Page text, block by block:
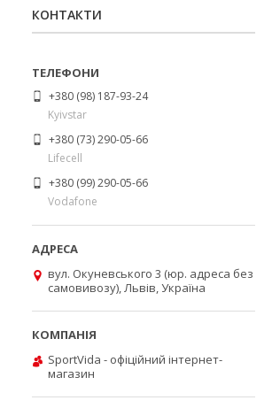
КОНТАКТИ
+380 (98) 187-93-24
Kyivstar
+380 (73) 290-05-66
Lifecell
+380 (99) 290-05-66
Vodafone
вул. Окуневського 3 (юр. адреса без
самовивозу), Львів, Україна
SportVida - офіційний інтернет-
магазин